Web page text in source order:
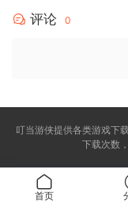
评论 0
叮当游侠提供各类游戏下
下载次数
首页